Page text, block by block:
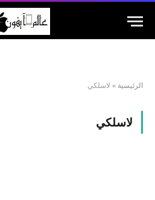
الرئيسية » لاسلكي
لاسلكي